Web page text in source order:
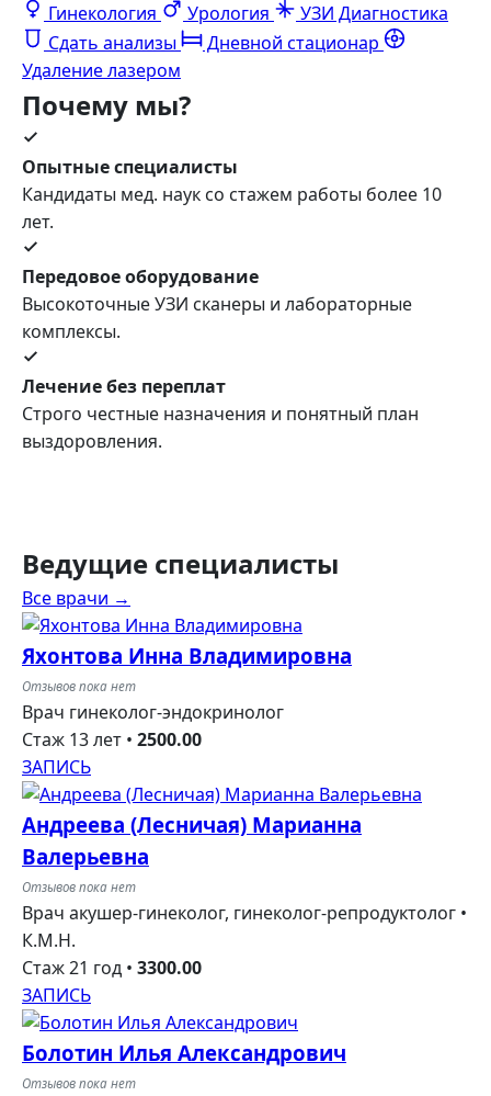
Гинекология Урология
УЗИ Диагностика
Сдать анализы
Дневной стационар
Удаление лазером
Почему мы?
Опытные специалисты
Кандидаты мед. наук со стажем работы более 10
лет.
Передовое оборудование
Высокоточные УЗИ сканеры и лабораторные
комплексы.
Лечение без переплат
Строго честные назначения и понятный план
выздоровления.
Ведущие специалисты
Все врачи →
Яхонтова Инна Владимировна
Отзывов пока нет
Врач гинеколог-эндокринолог
Стаж 13 лет • 2500.00
ЗАПИСЬ
Андреева (Лесничая) Марианна
Валерьевна
Отзывов пока нет
Врач акушер-гинеколог, гинеколог-репродуктолог •
К.М.Н.
Стаж 21 год • 3300.00
ЗАПИСЬ
Болотин Илья Александрович
Отзывов пока нет